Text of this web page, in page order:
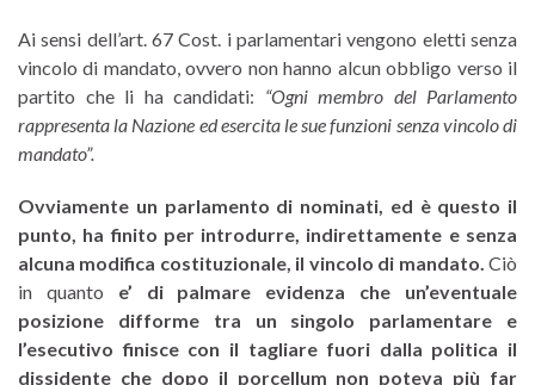
Ai sensi dell’art. 67 Cost. i parlamentari vengono eletti senza
vincolo di mandato, ovvero non hanno alcun obbligo verso il
partito che li ha candidati: “Ogni membro del Parlamento
rappresenta la Nazione ed esercita le sue funzioni senza vincolo di
mandato”.
Ovviamente un parlamento di nominati, ed è questo il
punto, ha finito per introdurre, indirettamente e senza
alcuna modifica costituzionale, il vincolo di mandato. Ciò
in quanto e’ di palmare evidenza che un’eventuale
posizione difforme tra un singolo parlamentare e
l’esecutivo finisce con il tagliare fuori dalla politica il
dissidente che dopo il porcellum non poteva più far